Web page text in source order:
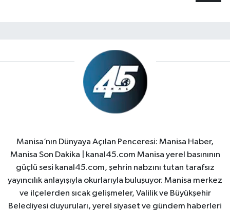
Manisa’nın Dünyaya Açılan Penceresi: Manisa Haber,
Manisa Son Dakika | kanal45.com Manisa yerel basınının
güçlü sesi kanal45.com, şehrin nabzını tutan tarafsız
yayıncılık anlayışıyla okurlarıyla buluşuyor. Manisa merkez
ve ilçelerden sıcak gelişmeler, Valilik ve Büyükşehir
Belediyesi duyuruları, yerel siyaset ve gündem haberleri